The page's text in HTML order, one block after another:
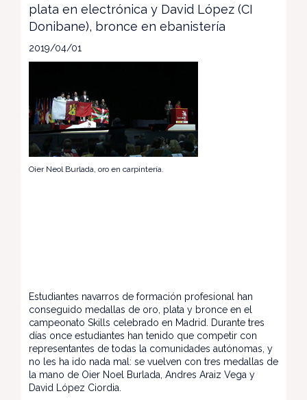
plata en electrónica y David López (CI
Donibane), bronce en ebanistería
2019/04/01
Oier Neol Burlada, oro en carpintería.
Estudiantes navarros de formación profesional han
conseguido medallas de oro, plata y bronce en el
campeonato Skills celebrado en Madrid. Durante tres
días once estudiantes han tenido que competir con
representantes de todas la comunidades autónomas, y
no les ha ido nada mal: se vuelven con tres medallas de
la mano de Oier Noel Burlada, Andres Araiz Vega y
David López Ciordia.